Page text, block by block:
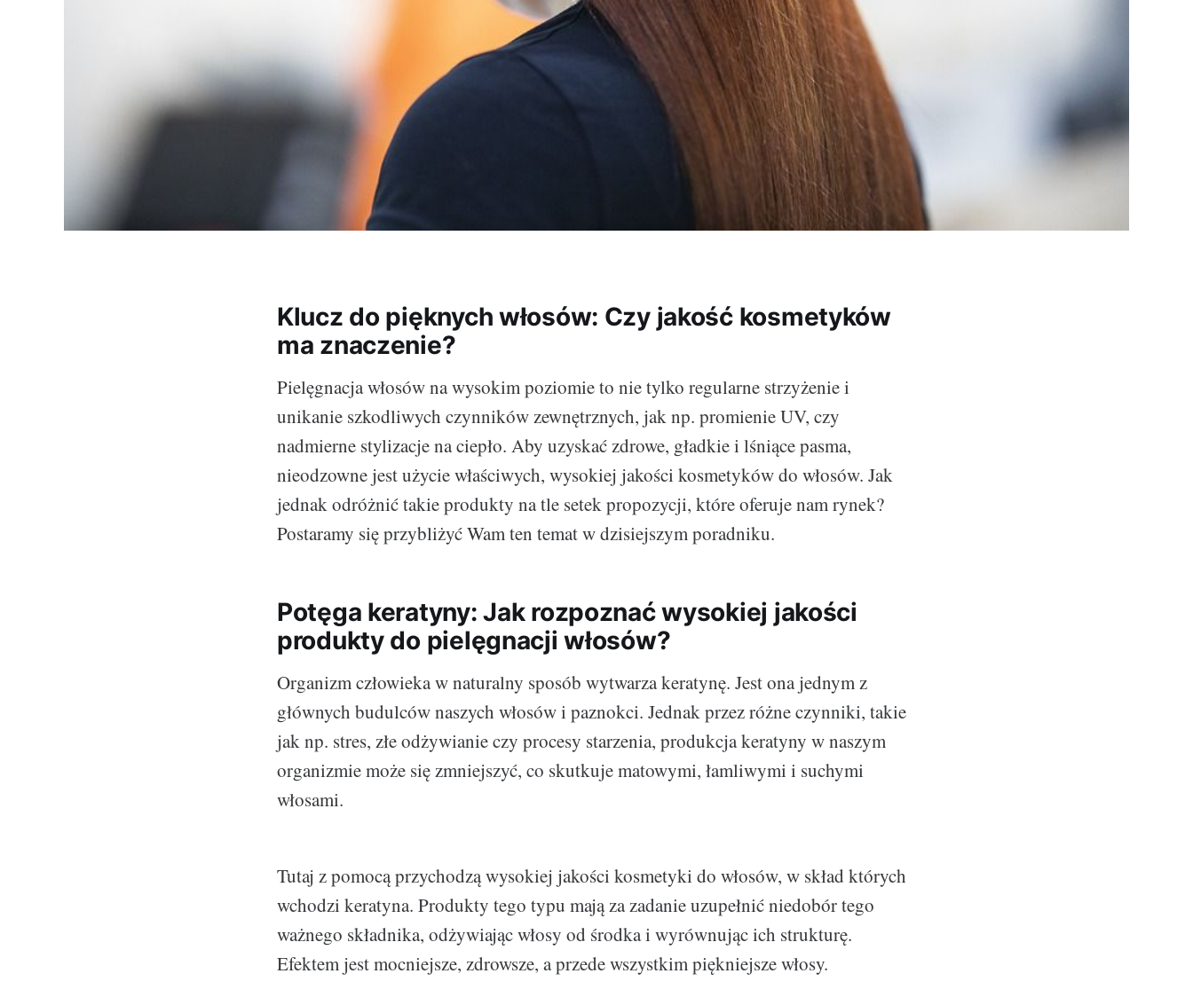
Klucz do pięknych włosów: Czy jakość kosmetyków
ma znaczenie?
Pielęgnacja włosów na wysokim poziomie to nie tylko regularne strzyżenie i
unikanie szkodliwych czynników zewnętrznych, jak np. promienie UV, czy
nadmierne stylizacje na ciepło. Aby uzyskać zdrowe, gładkie i lśniące pasma,
nieodzowne jest użycie właściwych, wysokiej jakości kosmetyków do włosów. Jak
jednak odróżnić takie produkty na tle setek propozycji, które oferuje nam rynek?
Postaramy się przybliżyć Wam ten temat w dzisiejszym poradniku.
Potęga keratyny: Jak rozpoznać wysokiej jakości
produkty do pielęgnacji włosów?
Organizm człowieka w naturalny sposób wytwarza keratynę. Jest ona jednym z
głównych budulców naszych włosów i paznokci. Jednak przez różne czynniki, takie
jak np. stres, złe odżywianie czy procesy starzenia, produkcja keratyny w naszym
organizmie może się zmniejszyć, co skutkuje matowymi, łamliwymi i suchymi
włosami.
Tutaj z pomocą przychodzą wysokiej jakości kosmetyki do włosów, w skład których
wchodzi keratyna. Produkty tego typu mają za zadanie uzupełnić niedobór tego
ważnego składnika, odżywiając włosy od środka i wyrównując ich strukturę.
Efektem jest mocniejsze, zdrowsze, a przede wszystkim piękniejsze włosy.